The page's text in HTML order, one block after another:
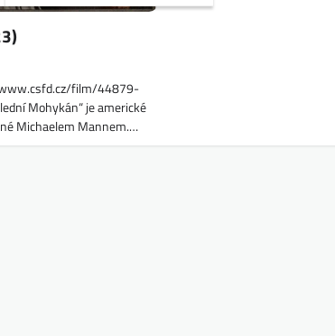
www.csfd.cz/film/44879-
Mohykán“ je americké
Michaelem Mannem.…